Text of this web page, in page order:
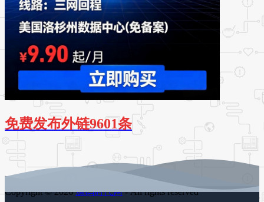
免费发布外链9601条
Copyright © 2026源码时代网- All rights reserved